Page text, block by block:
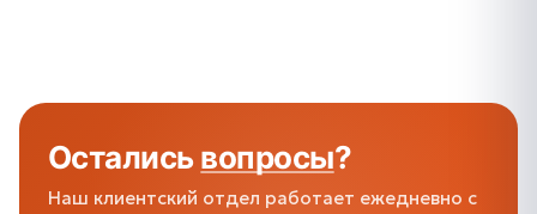
Осталисьвопросы?
Наш клиентский отдел работает ежедневно с